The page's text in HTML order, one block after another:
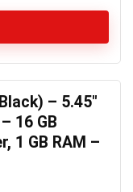
– 5.45″
16 GB
1 GB RAM –